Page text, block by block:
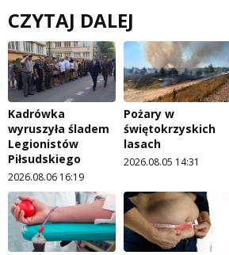
CZYTAJ DALEJ
Kadrówka
wyruszyła śladem
Legionistów
Piłsudskiego
2026.08.06 16:19
Pożary w
świętokrzyskich
lasach
2026.08.05 14:31